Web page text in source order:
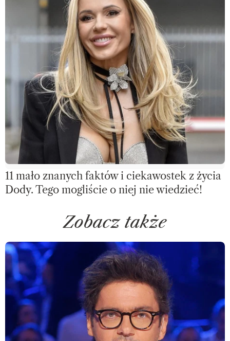
11 mało znanych faktów i ciekawostek z życia
Dody. Tego mogliście o niej nie wiedzieć!
Zobacz także